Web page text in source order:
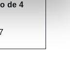
de 4